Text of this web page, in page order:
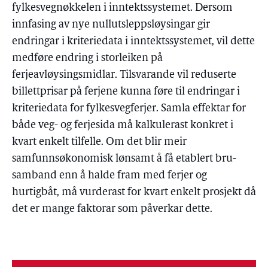
fylkesvegnøkkelen i inntektssystemet. Dersom
innfasing av nye nullutsleppsløysingar gir
endringar i kriteriedata i inntektssystemet, vil dette
medføre endring i storleiken på
ferjeavløysingsmidlar. Tilsvarande vil reduserte
billettprisar på ferjene kunna føre til endringar i
kriteriedata for fylkesvegferjer. Samla effektar for
både veg- og ferjesida må kalkulerast konkret i
kvart enkelt tilfelle. Om det blir meir
samfunnsøkonomisk lønsamt å få etablert bru-
samband enn å halde fram med ferjer og
hurtigbåt, må vurderast for kvart enkelt prosjekt då
det er mange faktorar som påverkar dette.